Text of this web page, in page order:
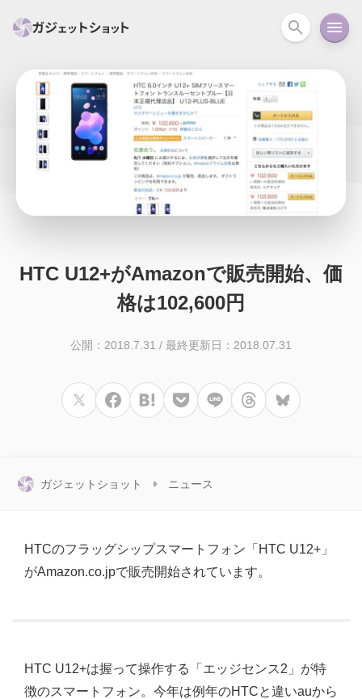
すべて スマホ PC関連 カメラ
スマートホーム アクションカメラ カメラ
iPad Android
HTC U12+がAmazonで販売開始、価
格は102,600円
公開：2018.7.31 / 最終更新日：2018.07.31
ガジェットショット ニュース
HTCのフラッグシップスマートフォン「HTC U12+」
がAmazon.co.jpで販売開始されています。
HTC U12+は握って操作する「エッジセンス2」が特
徴のスマートフォン。今年は例年のHTCと違いauから